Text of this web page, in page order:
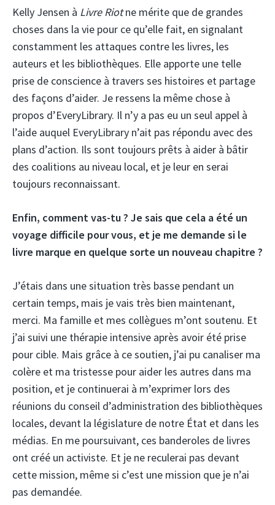
Kelly Jensen à Livre Riotne mérite que de grandes
choses dans la vie pour ce qu’elle fait, en signalant
constamment les attaques contre les livres, les
auteurs et les bibliothèques. Elle apporte une telle
prise de conscience à travers ses histoires et partage
des façons d’aider. Je ressens la même chose à
propos d’EveryLibrary. Il n’y a pas eu un seul appel à
l’aide auquel EveryLibrary n’ait pas répondu avec des
plans d’action. Ils sont toujours prêts à aider à bâtir
des coalitions au niveau local, et je leur en serai
toujours reconnaissant.
Enfin, comment vas-tu ? Je sais que cela a été un
voyage difficile pour vous, et je me demande si le
livre marque en quelque sorte un nouveau chapitre ?
J’étais dans une situation très basse pendant un
certain temps, mais je vais très bien maintenant,
merci. Ma famille et mes collègues m’ont soutenu. Et
j’ai suivi une thérapie intensive après avoir été prise
pour cible. Mais grâce à ce soutien, j’ai pu canaliser ma
colère et ma tristesse pour aider les autres dans ma
position, et je continuerai à m’exprimer lors des
réunions du conseil d’administration des bibliothèques
locales, devant la législature de notre État et dans les
médias. En me poursuivant, ces banderoles de livres
ont créé un activiste. Et je ne reculerai pas devant
cette mission, même si c’est une mission que je n’ai
pas demandée.